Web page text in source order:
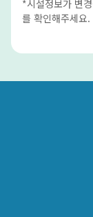
*시설정보가 변
를 확인해주세요.